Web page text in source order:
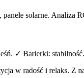
solarne. Analiza
✓ Barierki: stabilność.
w radość i relaks. Z